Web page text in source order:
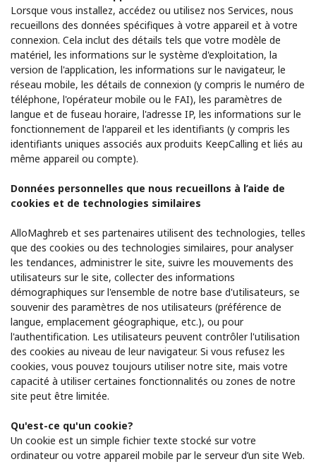
Lorsque vous installez, accédez ou utilisez nos Services, nous
recueillons des données spécifiques à votre appareil et à votre
connexion. Cela inclut des détails tels que votre modèle de
matériel, les informations sur le système d'exploitation, la
version de l'application, les informations sur le navigateur, le
réseau mobile, les détails de connexion (y compris le numéro de
téléphone, l'opérateur mobile ou le FAI), les paramètres de
langue et de fuseau horaire, l'adresse IP, les informations sur le
fonctionnement de l'appareil et les identifiants (y compris les
identifiants uniques associés aux produits KeepCalling et liés au
même appareil ou compte).
Données personnelles que nous recueillons à l’aide de
cookies et de technologies similaires
AlloMaghreb et ses partenaires utilisent des technologies, telles
que des cookies ou des technologies similaires, pour analyser
les tendances, administrer le site, suivre les mouvements des
utilisateurs sur le site, collecter des informations
démographiques sur l'ensemble de notre base d'utilisateurs, se
souvenir des paramètres de nos utilisateurs (préférence de
langue, emplacement géographique, etc.), ou pour
l'authentification. Les utilisateurs peuvent contrôler l'utilisation
des cookies au niveau de leur navigateur. Si vous refusez les
cookies, vous pouvez toujours utiliser notre site, mais votre
capacité à utiliser certaines fonctionnalités ou zones de notre
site peut être limitée.
Qu'est-ce qu'un cookie?
Un cookie est un simple fichier texte stocké sur votre
ordinateur ou votre appareil mobile par le serveur d’un site Web.